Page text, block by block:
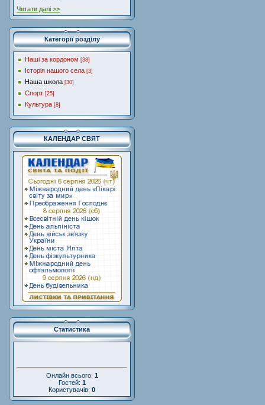
Читати далі >>
Категорії розділу
Наші за кордоном [38]
Історія нашого села [3]
Наша школа [30]
Спорт [25]
Культура [8]
КАЛЕНДАР СВЯТ
Статистика
Онлайн всього: 1
Гостей: 1
Користувачів: 0